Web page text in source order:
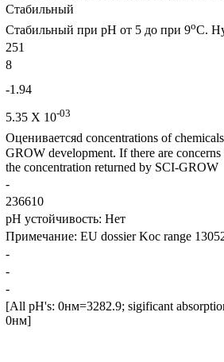
Стабильный
Стабильный при pH от 5 до при 9oC.
251
8
-1.94
5.35 X 10-03
Оцениваетсяd concentrations of
GROW development. If there are
the concentration returned by SCI-GROW
-
236610
pH устойчивость: Нет
Примечание: EU dossier Koc range
-
-
-
[All pH's: 0нм=3282.9; sigificant
0нм]